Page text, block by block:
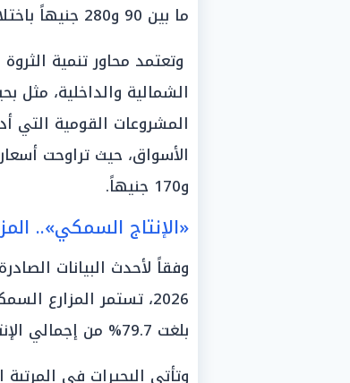
ما بين 90 و280 جنيهاً باختلاف الحجم والجودة.
وتعتمد محاور تنمية
الشمالية والداخلية، مثل
المشروعات القومية التي
و170 جنيهاً.
«الإنتاج السمكي»..
وفقاً لأحدث البيانات
2026، تستمر المزارع
بلغت 79.7% من إجمالي الإنتاج السمكي في مصر.